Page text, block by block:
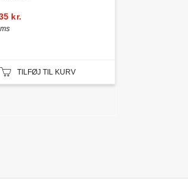
kr.
TILFØJ TIL KURV